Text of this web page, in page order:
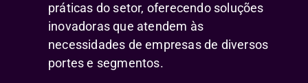
práticas do setor, oferecendo soluções
inovadoras que atendem às
necessidades de empresas de diversos
portes e segmentos.